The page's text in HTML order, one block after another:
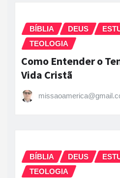
BÍBLIA DEUS
TEOLOGIA
Como Entender o
Vida Cristã
BÍBLIA DEUS
TEOLOGIA